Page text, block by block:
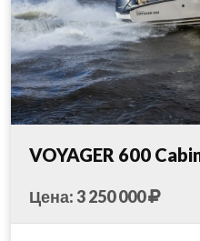
VOYAGER 600
Цена: 3 250 000